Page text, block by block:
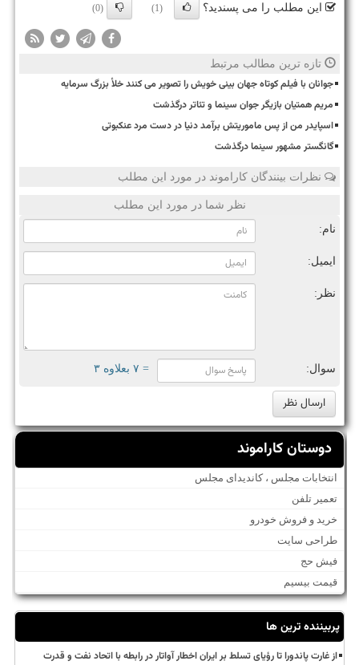
این مطلب را می پسندید؟ (1)
(0)
تازه ترین مطالب مرتبط
جوانان با فیلم کوتاه جهان بینی خویش را تصویر می کنند خلأ بزرگ سرمایه
مریم همتیان بازیگر جوان سینما و تئاتر درگذشت
اسپایدر من از پس ماموریتش برآمد دنیا در دست مرد عنکبوتی
گانگستر مشهور سینما درگذشت
نظرات بینندگان کاراموند در مورد این مطلب
نظر شما در مورد این مطلب
نام:
ایمیل:
نظر:
سوال: = ۷ بعلاوه ۳
دوستان کاراموند
انتخابات مجلس ، کاندیدای مجلس
تعمیر تلفن
خرید و فروش خودرو
طراحی سایت
فیش حج
قیمت بیسیم
پربیننده ترین ها
از غارت پاندورا تا رؤیای تسلط بر ایران اخطار آواتار در رابطه با اتحاد نفت و قدرت